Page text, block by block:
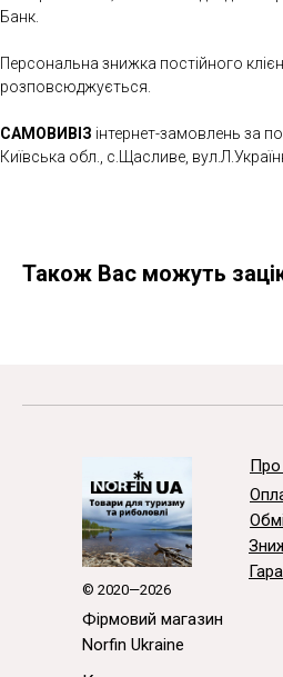
Банк.
Персональна знижка постійного
розповсюджується.
САМОВИВІЗ інтернет-замовлень за
Київська обл., с.Щасливе,
Також Вас можуть
© 2020—2026
Фірмовий магазин
Norfin Ukraine
Про